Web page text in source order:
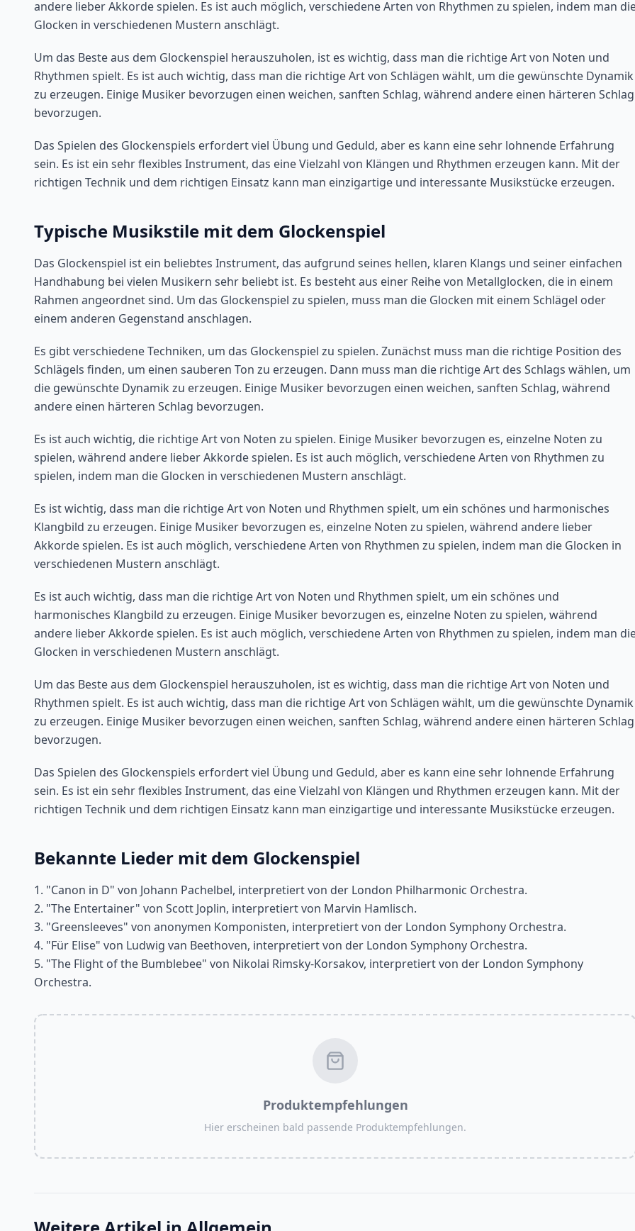
andere lieber Akkorde spielen. Es ist auch möglich, verschiedene Arten von Rhythmen zu spielen, indem man
Glocken in verschiedenen Mustern anschlägt.
Um das Beste aus dem Glockenspiel herauszuholen, ist es wichtig, dass man die richtige Art von Noten und
Rhythmen spielt. Es ist auch wichtig, dass man die richtige Art von Schlägen wählt, um die gewünschte Dynamik
zu erzeugen. Einige Musiker bevorzugen einen weichen, sanften Schlag, während andere einen härteren Schlag
bevorzugen.
Das Spielen des Glockenspiels erfordert viel Übung und Geduld, aber es kann eine sehr lohnende Erfahrung
sein. Es ist ein sehr flexibles Instrument, das eine Vielzahl von Klängen und Rhythmen erzeugen kann. Mit der
richtigen Technik und dem richtigen Einsatz kann man einzigartige und interessante Musikstücke erzeugen.
Typische Musikstile mit dem Glockenspiel
Das Glockenspiel ist ein beliebtes Instrument, das aufgrund seines hellen, klaren Klangs und seiner einfachen
Handhabung bei vielen Musikern sehr beliebt ist. Es besteht aus einer Reihe von Metallglocken, die in einem
Rahmen angeordnet sind. Um das Glockenspiel zu spielen, muss man die Glocken mit einem Schlägel oder
einem anderen Gegenstand anschlagen.
Es gibt verschiedene Techniken, um das Glockenspiel zu spielen. Zunächst muss man die richtige Position des
Schlägels finden, um einen sauberen Ton zu erzeugen. Dann muss man die richtige Art des Schlags wählen, um
die gewünschte Dynamik zu erzeugen. Einige Musiker bevorzugen einen weichen, sanften Schlag, während
andere einen härteren Schlag bevorzugen.
Es ist auch wichtig, die richtige Art von Noten zu spielen. Einige Musiker bevorzugen es, einzelne Noten zu
spielen, während andere lieber Akkorde spielen. Es ist auch möglich, verschiedene Arten von Rhythmen zu
spielen, indem man die Glocken in verschiedenen Mustern anschlägt.
Es ist wichtig, dass man die richtige Art von Noten und Rhythmen spielt, um ein schönes und harmonisches
Klangbild zu erzeugen. Einige Musiker bevorzugen es, einzelne Noten zu spielen, während andere lieber
Akkorde spielen. Es ist auch möglich, verschiedene Arten von Rhythmen zu spielen, indem man die Glocken in
verschiedenen Mustern anschlägt.
Es ist auch wichtig, dass man die richtige Art von Noten und Rhythmen spielt, um ein schönes und
harmonisches Klangbild zu erzeugen. Einige Musiker bevorzugen es, einzelne Noten zu spielen, während
andere lieber Akkorde spielen. Es ist auch möglich, verschiedene Arten von Rhythmen zu spielen, indem man
Glocken in verschiedenen Mustern anschlägt.
Um das Beste aus dem Glockenspiel herauszuholen, ist es wichtig, dass man die richtige Art von Noten und
Rhythmen spielt. Es ist auch wichtig, dass man die richtige Art von Schlägen wählt, um die gewünschte Dynamik
zu erzeugen. Einige Musiker bevorzugen einen weichen, sanften Schlag, während andere einen härteren Schlag
bevorzugen.
Das Spielen des Glockenspiels erfordert viel Übung und Geduld, aber es kann eine sehr lohnende Erfahrung
sein. Es ist ein sehr flexibles Instrument, das eine Vielzahl von Klängen und Rhythmen erzeugen kann. Mit der
richtigen Technik und dem richtigen Einsatz kann man einzigartige und interessante Musikstücke erzeugen.
Bekannte Lieder mit dem Glockenspiel
1. "Canon in D" von Johann Pachelbel, interpretiert von der London Philharmonic Orchestra.
2. "The Entertainer" von Scott Joplin, interpretiert von Marvin Hamlisch.
3. "Greensleeves" von anonymen Komponisten, interpretiert von der London Symphony Orchestra.
4. "Für Elise" von Ludwig van Beethoven, interpretiert von der London Symphony Orchestra.
5. "The Flight of the Bumblebee" von Nikolai Rimsky-Korsakov, interpretiert von der London Symphony
Orchestra.
Produktempfehlungen
Hier erscheinen bald passende Produktempfehlungen.